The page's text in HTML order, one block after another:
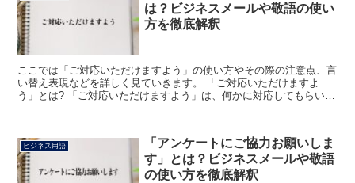
は？ビジネスメールや敬語の使い
方を徹底解釈
ここでは「ご対応いただけますよう」の使い方やその際の注意点、言
い替え表現などを詳しく見ていきます。 「ご対応いただけますよ
う」とは? 「ご対応いただけますよう」は、何かに対応してもらいた
ビジネス用語
「アンケートにご協力お願いしま
す」とは？ビジネスメールや敬語
の使い方を徹底解釈